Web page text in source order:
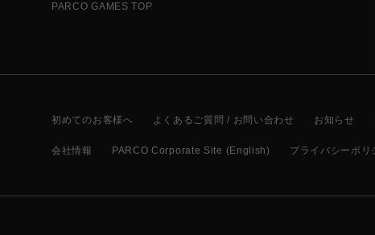
PARCO GAMES TOP
初めてのお客様へ よくあるご質問 / お問い合わせ お知らせ
会社情報 PARCO Corporate Site (English) プライバシーポリ